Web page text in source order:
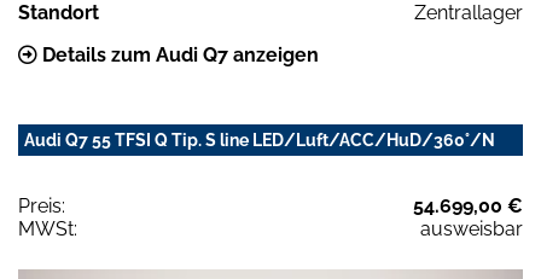
Standort
Zentrallager
Details zum Audi Q7 anzeigen
Audi Q7 55 TFSI Q Tip. S line LED/Luft/ACC/HuD/360°/N
Preis:
54.699,00 €
MWSt:
ausweisbar